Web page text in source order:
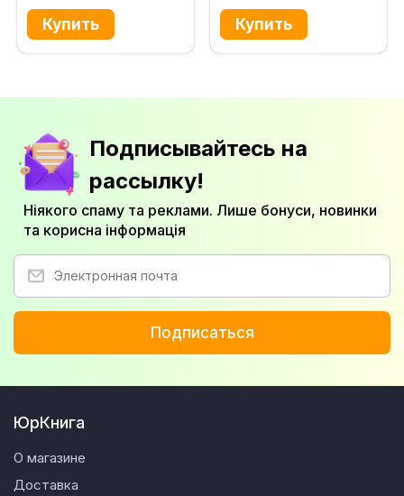
Подписывайтесь на
рассылку!
Ніякого спаму та реклами. Лише бонуси, новинки
та корисна інформація
Подписаться
ЮрКнига
О магазине
Доставка